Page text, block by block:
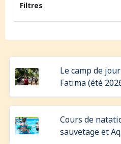
Filtres
Le camp de
Fatima (été
Cours de
sauvetage et